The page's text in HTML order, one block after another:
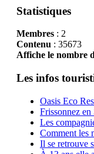
Statistiques
Membres: 2
Contenu : 35673
Affiche le nombre
Les infos
Oasis Eco
Frissonnez
Les
Comment les
Il se retrouve